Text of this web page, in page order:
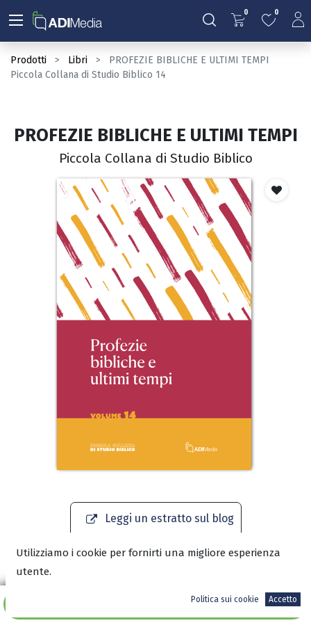
0 0
Prodotti Libri
PROFEZIE BIBLICHE E ULTIMI TEMPI
Piccola Collana di Studio Biblico 14
Aggiungi al carrello
PROFEZIE BIBLICHE E ULTIMI TEMPI
Piccola Collana di Studio Biblico
Leggi un estratto sul blog
Utilizziamo i cookie per fornirti una migliore esperienza
utente.
Politica sui cookie Accetto